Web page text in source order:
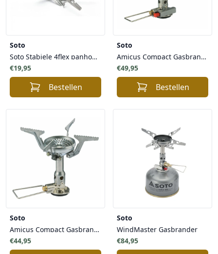
Soto
Soto Stabiele 4flex panhouder voor WindMaster Branders - Licht Robuust Veilig
€19,95
Bestellen
Soto
Amicus Compact Gasbrander met ontsteker
€49,95
Bestellen
Soto
Amicus Compact Gasbrander zonder ontsteker
€44,95
Soto
WindMaster Gasbrander
€84,95